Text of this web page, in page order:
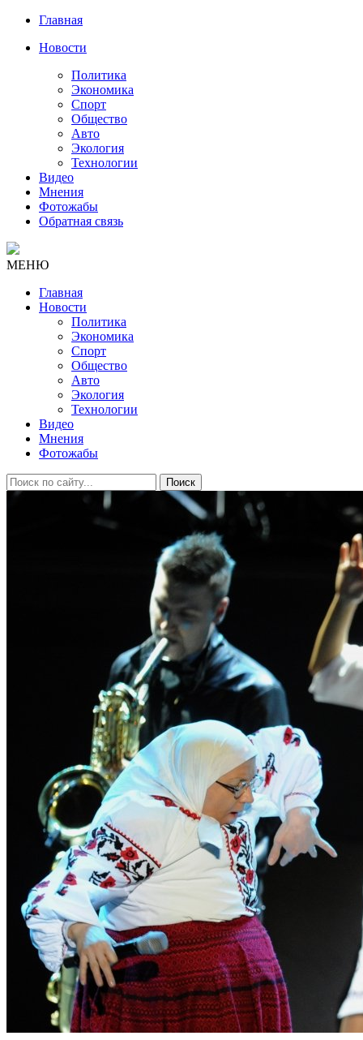
Главная
Новости
Политика
Экономика
Спорт
Общество
Авто
Экология
Технологии
Видео
Мнения
Фотожабы
Обратная связь
МЕНЮ
Главная
Новости
Политика
Экономика
Спорт
Общество
Авто
Экология
Технологии
Видео
Мнения
Фотожабы
Поиск